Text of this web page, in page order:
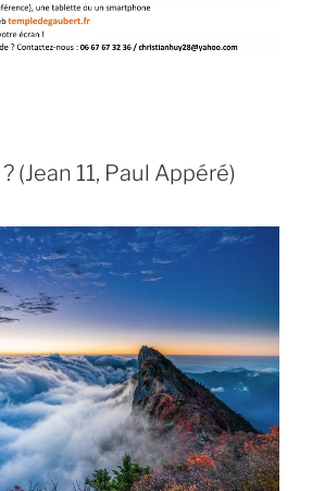
(Jean 11, Paul Appéré)